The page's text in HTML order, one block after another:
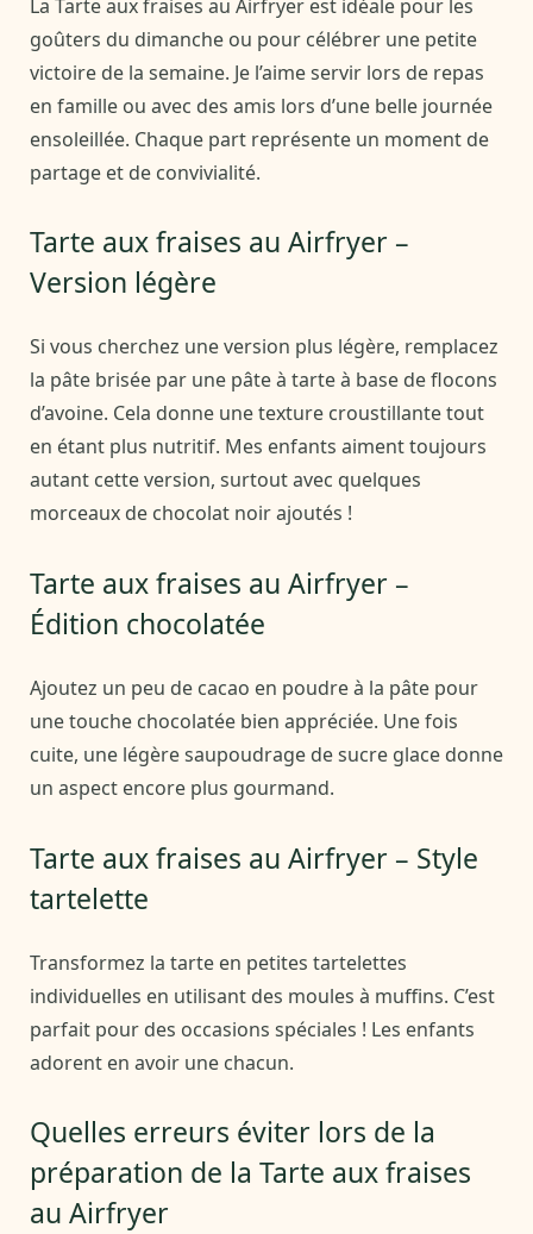
La Tarte aux fraises au Airfryer est idéale pour les
goûters du dimanche ou pour célébrer une petite
victoire de la semaine. Je l’aime servir lors de repas
en famille ou avec des amis lors d’une belle journée
ensoleillée. Chaque part représente un moment de
partage et de convivialité.
Tarte aux fraises au Airfryer –
Version légère
Si vous cherchez une version plus légère, remplacez
la pâte brisée par une pâte à tarte à base de flocons
d’avoine. Cela donne une texture croustillante tout
en étant plus nutritif. Mes enfants aiment toujours
autant cette version, surtout avec quelques
morceaux de chocolat noir ajoutés !
Tarte aux fraises au Airfryer –
Édition chocolatée
Ajoutez un peu de cacao en poudre à la pâte pour
une touche chocolatée bien appréciée. Une fois
cuite, une légère saupoudrage de sucre glace donne
un aspect encore plus gourmand.
Tarte aux fraises au Airfryer – Style
tartelette
Transformez la tarte en petites tartelettes
individuelles en utilisant des moules à muffins. C’est
parfait pour des occasions spéciales ! Les enfants
adorent en avoir une chacun.
Quelles erreurs éviter lors de la
préparation de la Tarte aux fraises
au Airfryer